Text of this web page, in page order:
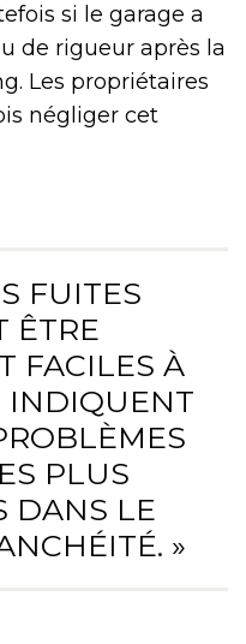
si le garage a
de rigueur après la
Les propriétaires
négliger cet
FUITES
ÊTRE
FACILES À
INDIQUENT
PLUS
DANS LE
»